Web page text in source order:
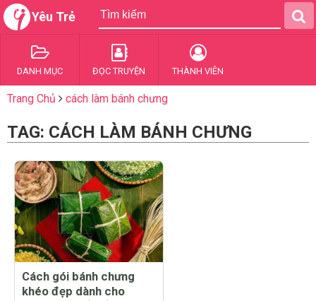
Yêu Trẻ
DANH MỤC ĐỌC TRUYỆN THÀNH VIÊN
Trang Chủ cách làm bánh chưng
TAG: CÁCH LÀM BÁNH CHƯNG
Cách gói bánh chưng
khéo đẹp dành cho